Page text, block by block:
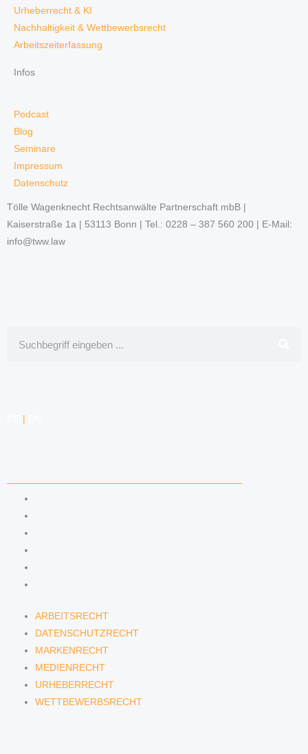
Urheberrecht & KI
Nachhaltigkeit & Wettbewerbsrecht
Arbeitszeiterfassung
Infos
Podcast
Blog
Seminare
Impressum
Datenschutz
Tölle Wagenknecht Rechtsanwälte Partnerschaft mbB |
Kaiserstraße 1a | 53113 Bonn | Tel.: 0228 – 387 560 200 | E-Mail:
info@tww.law
ARBEITSRECHT
DATENSCHUTZRECHT
MARKENRECHT
MEDIENRECHT
URHEBERRECHT
WETTBEWERBSRECHT